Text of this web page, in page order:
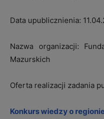
Data upublicznienia:
Nazwa organizacji:
Mazurskich
Oferta realizacji zadania
Konkurs wiedzy o